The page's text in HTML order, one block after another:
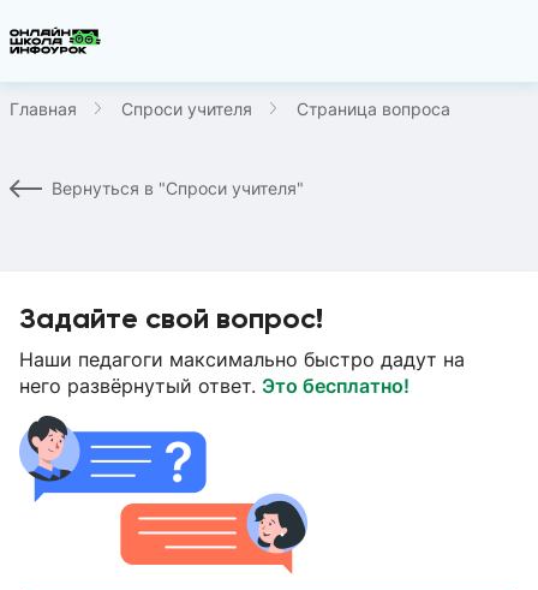
Главная Спроси учителя Страница вопроса
Вернуться в "Спроси учителя"
Задайте свой вопрос!
Наши педагоги максимально быстро дадут на
него развёрнутый ответ. Это бесплатно!